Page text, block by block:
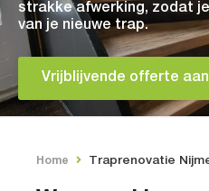
strakke afwerking, zodat
van je nieuwe trap.
Vrijblijvende offerte
Home Traprenovatie